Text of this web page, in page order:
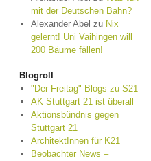
mit der Deutschen Bahn?
Alexander Abel zu Nix
gelernt! Uni Vaihingen will
200 Bäume fällen!
Blogroll
"Der Freitag"-Blogs zu S21
AK Stuttgart 21 ist überall
Aktionsbündnis gegen
Stuttgart 21
ArchitektInnen für K21
Beobachter News –